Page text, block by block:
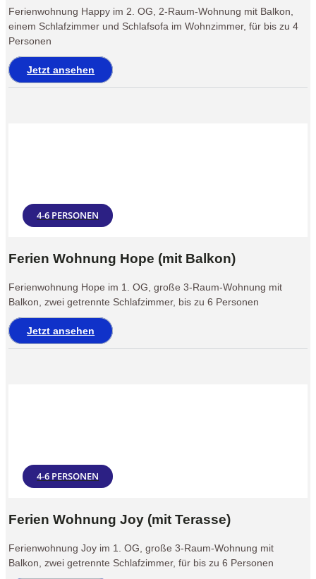
Ferienwohnung Happy im 2. OG, 2-Raum-Wohnung mit Balkon,
einem Schlafzimmer und Schlafsofa im Wohnzimmer, für bis zu 4
Personen
Jetzt ansehen
4-6 PERSONEN
Ferien Wohnung Hope (mit Balkon)
Ferienwohnung Hope im 1. OG, große 3-Raum-Wohnung mit
Balkon, zwei getrennte Schlafzimmer, bis zu 6 Personen
Jetzt ansehen
4-6 PERSONEN
Ferien Wohnung Joy (mit Terasse)
Ferienwohnung Joy im 1. OG, große 3-Raum-Wohnung mit
Balkon, zwei getrennte Schlafzimmer, für bis zu 6 Personen